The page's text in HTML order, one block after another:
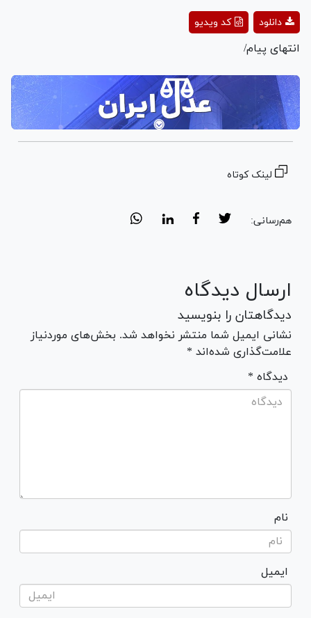
Playکد ویدیو دانلود
انتهای پیام/
لینک کوتاه
هم‌رسانی:
ارسال دیدگاه
دیدگاهتان را بنویسید
نشانی ایمیل شما منتشر نخواهد شد. بخش‌های موردنیاز
علامت‌گذاری شده‌اند *
* دیدگاه
نام
ایمیل